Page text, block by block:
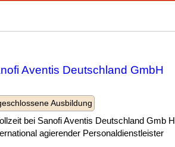
Aventis Deutschland GmbH
Ausbildung
bei Sanofi Aventis Deutschland Gmb H
agierender Personaldienstleister